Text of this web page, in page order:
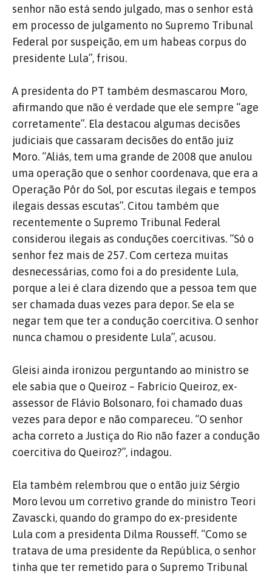
senhor não está sendo julgado, mas o senhor está
em processo de julgamento no Supremo Tribunal
Federal por suspeição, em um habeas corpus do
presidente Lula”, frisou.
A presidenta do PT também desmascarou Moro,
afirmando que não é verdade que ele sempre “age
corretamente”. Ela destacou algumas decisões
judiciais que cassaram decisões do então juiz
Moro. “Aliás, tem uma grande de 2008 que anulou
uma operação que o senhor coordenava, que era a
Operação Pôr do Sol, por escutas ilegais e tempos
ilegais dessas escutas”. Citou também que
recentemente o Supremo Tribunal Federal
considerou ilegais as conduções coercitivas. “Só o
senhor fez mais de 257. Com certeza muitas
desnecessárias, como foi a do presidente Lula,
porque a lei é clara dizendo que a pessoa tem que
ser chamada duas vezes para depor. Se ela se
negar tem que ter a condução coercitiva. O senhor
nunca chamou o presidente Lula”, acusou.
Gleisi ainda ironizou perguntando ao ministro se
ele sabia que o Queiroz – Fabrício Queiroz, ex-
assessor de Flávio Bolsonaro, foi chamado duas
vezes para depor e não compareceu. “O senhor
acha correto a Justiça do Rio não fazer a condução
coercitiva do Queiroz?”, indagou.
Ela também relembrou que o então juiz Sérgio
Moro levou um corretivo grande do ministro Teori
Zavascki, quando do grampo do ex-presidente
Lula com a presidenta Dilma Rousseff. “Como se
tratava de uma presidente da República, o senhor
tinha que ter remetido para o Supremo Tribunal